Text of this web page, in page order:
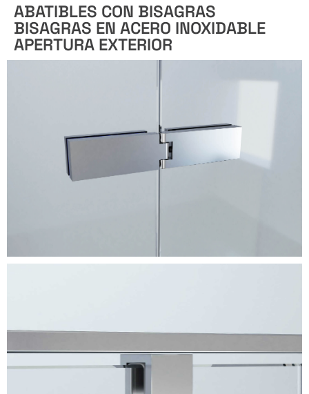
ABATIBLES CON BISAGRAS
BISAGRAS EN ACERO INOXIDABLE
APERTURA EXTERIOR